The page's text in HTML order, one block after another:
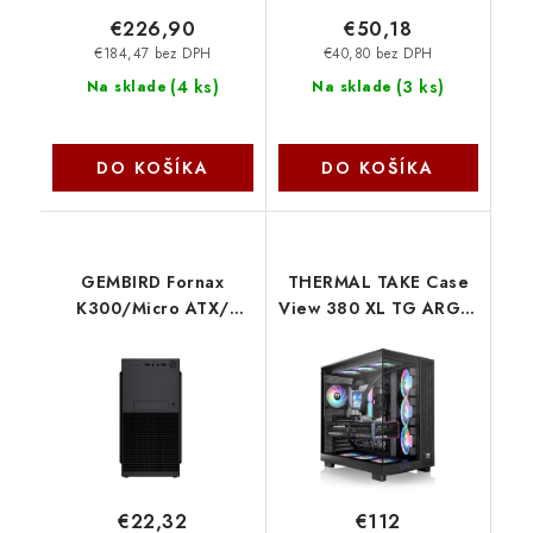
Na sklade (4 ks)
€184,47 bez DPH
€226,90
DO KOŠÍKA
Na sklade (3 ks)
€40,80 bez DPH
€50,18
DO KOŠÍKA
GEMBIRD Fornax
K300/Micro ATX/
Gembird
€22,32
THERMAL TAKE Case
View 380 XL TG ARGB,
bočnice, 4x 120mm
ARGB Fan, černá CA-
11E-00M1WN-00
Thermaltake
€112